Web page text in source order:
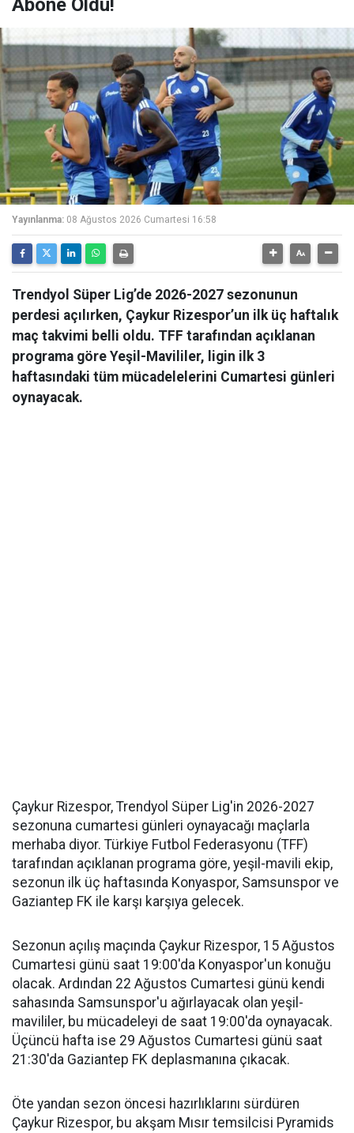
Abone Oldu!
Yayınlanma: 08 Ağustos 2026 Cumartesi 16:58
Trendyol Süper Lig’de 2026-2027 sezonunun
perdesi açılırken, Çaykur Rizespor’un ilk üç haftalık
maç takvimi belli oldu. TFF tarafından açıklanan
programa göre Yeşil-Mavililer, ligin ilk 3
haftasındaki tüm mücadelelerini Cumartesi günleri
oynayacak.
Çaykur Rizespor, Trendyol Süper Lig'in 2026-2027
sezonuna cumartesi günleri oynayacağı maçlarla
merhaba diyor. Türkiye Futbol Federasyonu (TFF)
tarafından açıklanan programa göre, yeşil-mavili ekip,
sezonun ilk üç haftasında Konyaspor, Samsunspor ve
Gaziantep FK ile karşı karşıya gelecek.
Sezonun açılış maçında Çaykur Rizespor, 15 Ağustos
Cumartesi günü saat 19:00'da Konyaspor'un konuğu
olacak. Ardından 22 Ağustos Cumartesi günü kendi
sahasında Samsunspor'u ağırlayacak olan yeşil-
mavililer, bu mücadeleyi de saat 19:00'da oynayacak.
Üçüncü hafta ise 29 Ağustos Cumartesi günü saat
21:30'da Gaziantep FK deplasmanına çıkacak.
Öte yandan sezon öncesi hazırlıklarını sürdüren
Çaykur Rizespor, bu akşam Mısır temsilcisi Pyramids